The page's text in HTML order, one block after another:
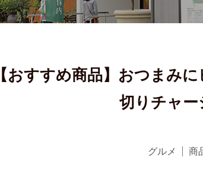
【おすすめ商品】おつまみ
切りチャー
グルメ 商